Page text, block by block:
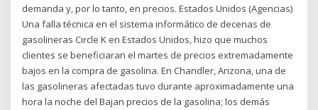
demanda y, por lo tanto, en precios. Estados Unidos (Agencias)
Una falla técnica en el sistema informático de decenas de
gasolineras Circle K en Estados Unidos, hizo que muchos
clientes se beneficiaran el martes de precios extremadamente
bajos en la compra de gasolina. En Chandler, Arizona, una de
las gasolineras afectadas tuvo durante aproximadamente una
hora la noche del Bajan precios de la gasolina; los demás